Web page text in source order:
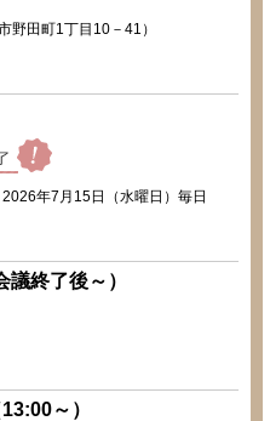
田町1丁目10－41）
年7月15日（水曜日）毎日
終了後～）
～）